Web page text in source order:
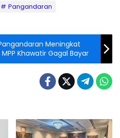
Pangandaran
Meningkat
Khawatir Gagal Bayar